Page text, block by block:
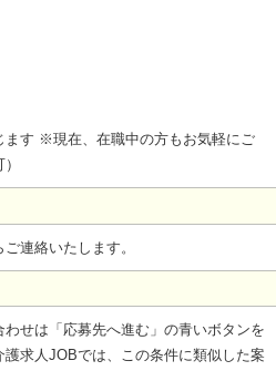
す ※現在、在職中の方もお気軽にご
連絡いたします。
せは「応募先へ進む」の青いボタンを
求人JOBでは、この条件に類似した案